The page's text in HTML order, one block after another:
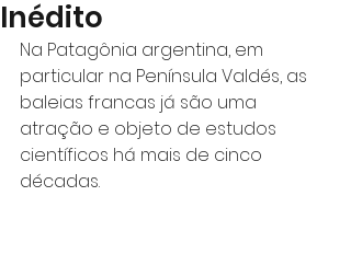
Inédito
Na Patagônia argentina, em
particular na Península Valdés, as
baleias francas já são uma
atração e objeto de estudos
científicos há mais de cinco
décadas.